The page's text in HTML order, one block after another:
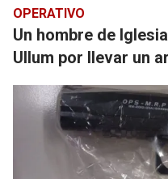
OPERATIVO
Un hombre de
Ullum por llevar un